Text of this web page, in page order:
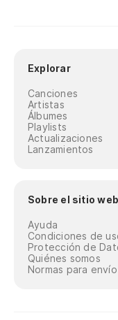
Explorar
Canciones
Artistas
Álbumes
Playlists
Actualizaciones
Lanzamientos
Sobre el sitio web
Ayuda
Condiciones de
Protección de
Quiénes somos
Normas para envío